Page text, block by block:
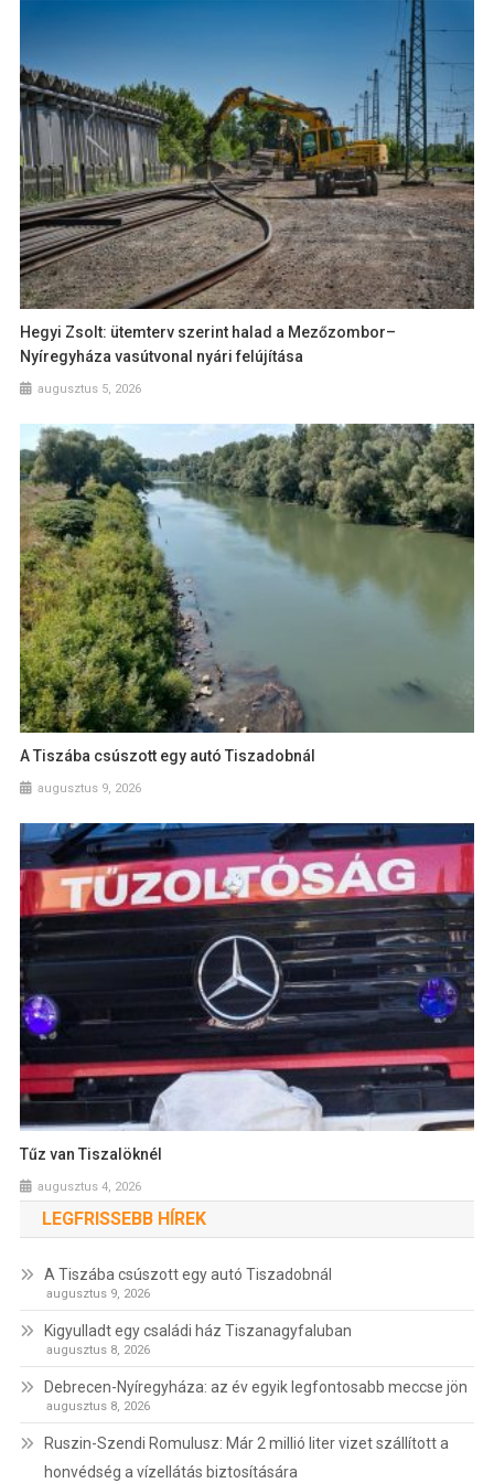
Hegyi Zsolt: ütemterv szerint halad a Mezőzombor–
Nyíregyháza vasútvonal nyári felújítása
augusztus 5, 2026
A Tiszába csúszott egy autó Tiszadobnál
augusztus 9, 2026
Tűz van Tiszalöknél
augusztus 4, 2026
LEGFRISSEBB HÍREK
A Tiszába csúszott egy autó Tiszadobnál
augusztus 9, 2026
Kigyulladt egy családi ház Tiszanagyfaluban
augusztus 8, 2026
Debrecen-Nyíregyháza: az év egyik legfontosabb meccse jön
augusztus 8, 2026
Ruszin-Szendi Romulusz: Már 2 millió liter vizet szállított a
honvédség a vízellátás biztosítására